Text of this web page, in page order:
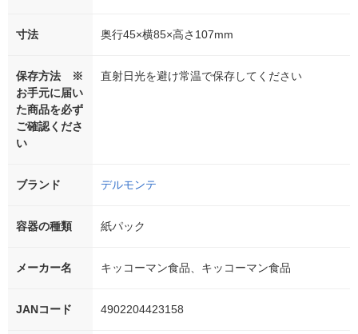
寸法 奥行45×横85×高さ107mm
保存方法 ※
お手元に届い
た商品を必ず
ご確認くださ
い
直射日光を避け常温で保存してください
ブランド デルモンテ
容器の種類 紙パック
メーカー名 キッコーマン食品、キッコーマン食品
JANコード 4902204423158